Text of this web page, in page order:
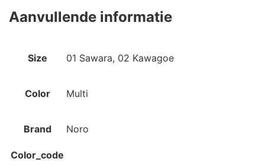
Aanvullende informatie
Size 01 Sawara, 02 Kawagoe
Color Multi
Brand Noro
Color_code